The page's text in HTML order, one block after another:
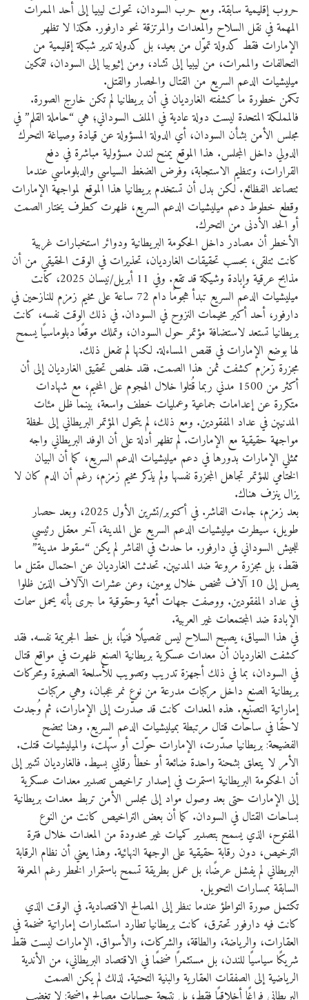
حروب إقليمية سابقة. ومع حرب السودان، تحولت ليبيا إلى أحد الممرات
المهمة في نقل السلاح والمعدات والمرتزقة نحو دارفور. هكذا لا تظهر
الإمارات فقط كدولة تموّل من بعيد، بل كدولة تدير شبكة إقليمية من
التحالفات والممرات، من ليبيا إلى تشاد، ومن إثيوبيا إلى السودان، لتمكين
ميليشيات الدعم السريع من القتال والحصار والقتل.
تكمن خطورة ما كشفته الغارديان في أن بريطانيا لم تكن خارج الصورة.
فالمملكة المتحدة ليست دولة عادية في الملف السوداني؛ هي “حاملة القلم” في
مجلس الأمن بشأن السودان، أي الدولة المسؤولة عن قيادة وصياغة التحرك
الدولي داخل المجلس. هذا الموقع يمنح لندن مسؤولية مباشرة في دفع
القرارات، وتنظيم الاستجابة، وفرض الضغط السياسي والدبلوماسي عندما
تتصاعد الفظائع. لكن بدل أن تستخدم بريطانيا هذا الموقع لمواجهة الإمارات
وقطع خطوط دعم ميليشيات الدعم السريع، ظهرت كطرف يختار الصمت
أو الحد الأدنى من التحرك.
الأخطر أن مصادر داخل الحكومة البريطانية ودوائر استخبارات غربية
كانت تتلقى، بحسب تحقيقات الغارديان، تحذيرات في الوقت الحقيقي من أن
مذابح عرقية وإبادة وشيكة قد تقع. وفي 11 أبريل/نيسان 2025، كانت
ميليشيات الدعم السريع تبدأ هجومًا دام 72 ساعة على مخيم زمزم للنازحين في
دارفور، أحد أكبر مخيمات النزوح في السودان. في ذلك الوقت نفسه، كانت
بريطانيا تستعد لاستضافة مؤتمر حول السودان، وتملك موقعًا دبلوماسيًا يسمح
لها بوضع الإمارات في قفص المساءلة. لكنها لم تفعل ذلك.
مجزرة زمزم كشفت ثمن هذا الصمت. فقد خلص تحقيق الغارديان إلى أن
أكثر من 1500 مدني ربما قُتلوا خلال الهجوم على المخيم، مع شهادات
متكررة عن إعدامات جماعية وعمليات خطف واسعة، بينما ظل مئات
المدنيين في عداد المفقودين. ومع ذلك، لم يتحول المؤتمر البريطاني إلى لحظة
مواجهة حقيقية مع الإمارات. لم تظهر أدلة على أن الوفد البريطاني واجه
ممثلي الإمارات بدورها في دعم ميليشيات الدعم السريع، كما أن البيان
الختامي للمؤتمر تجاهل المجزرة نفسها ولم يذكر مخيم زمزم، رغم أن الدم كان لا
يزال ينزف هناك.
بعد زمزم، جاءت الفاشر. في أكتوبر/تشرين الأول 2025، وبعد حصار
طويل، سيطرت ميليشيات الدعم السريع على المدينة، آخر معقل رئيسي
للجيش السوداني في دارفور. ما حدث في الفاشر لم يكن “سقوط مدينة”
فقط، بل مجزرة مروعة ضد المدنيين. تحدثت الغارديان عن احتمال مقتل ما
يصل إلى 10 آلاف شخص خلال يومين، وعن عشرات الآلاف الذين ظلوا
في عداد المفقودين. ووصفت جهات أممية وحقوقية ما جرى بأنه يحمل سمات
الإبادة ضد المجتمعات غير العربية.
في هذا السياق، يصبح السلاح ليس تفصيلًا فنيًا، بل خط الجريمة نفسه. فقد
كشفت الغارديان أن معدات عسكرية بريطانية الصنع ظهرت في مواقع قتال
في السودان، بما في ذلك أجهزة تدريب وتصويب للأسلحة الصغيرة ومحركات
بريطانية الصنع داخل مركبات مدرعة من نوع نمر عجبان، وهي مركبات
إماراتية التصنيع. هذه المعدات كانت قد صدّرت إلى الإمارات، ثم وُجدت
لاحقًا في ساحات قتال مرتبطة بميليشيات الدعم السريع. وهنا تتضح
الفضيحة: بريطانيا صدّرت، الإمارات حوّلت أو سهّلت، والميليشيات قتلت.
الأمر لا يتعلق بشحنة واحدة ضائعة أو خطأ رقابي بسيط. فالغارديان تشير إلى
أن الحكومة البريطانية استمرت في إصدار تراخيص تصدير معدات عسكرية
إلى الإمارات حتى بعد وصول مواد إلى مجلس الأمن تربط معدات بريطانية
بساحات القتال في السودان. كما أن بعض التراخيص كانت من النوع
المفتوح، الذي يسمح بتصدير كميات غير محدودة من المعدات خلال فترة
الترخيص، دون رقابة حقيقية على الوجهة النهائية. وهذا يعني أن نظام الرقابة
البريطاني لم يفشل عرضًا، بل عمل بطريقة تسمح باستمرار الخطر رغم المعرفة
السابقة بمسارات التحويل.
تكتمل صورة التواطؤ عندما ننظر إلى المصالح الاقتصادية. في الوقت الذي
كانت فيه دارفور تحترق، كانت بريطانيا تطارد استثمارات إماراتية ضخمة في
العقارات، والرياضة، والطاقة، والشركات، والأسواق. الإمارات ليست فقط
شريكًا سياسيًا للندن، بل مستثمرًا ضخمًا في الاقتصاد البريطاني، من الأندية
الرياضية إلى الصفقات العقارية والبنية التحتية. لذلك لم يكن الصمت